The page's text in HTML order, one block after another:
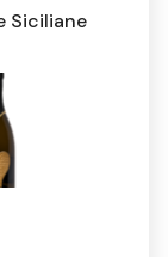
Siciliane